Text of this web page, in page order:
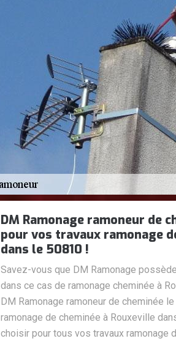
DM Ramonage ramoneur de
pour vos travaux ramonage
dans le 50810 !
Savez-vous que DM Ramonage
dans ce cas de ramonage cheminée à
DM Ramonage ramoneur de cheminée
ramonage de cheminée à Rouxeville
choisir pour tous vos travaux ramonage